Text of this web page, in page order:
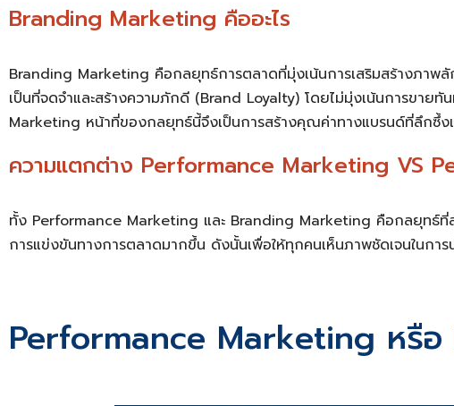
Branding Marketing คืออะไร
Branding Marketing คือกลยุทธ์การตลาดที่มุ่งเน้นการเสริมสร้างภาพ
เป็นที่จดจำและสร้างความภักดี (Brand Loyalty) โดยไม่มุ่งเน้นการขายทั
Marketing หน้าที่ของกลยุทธ์นี้จึงเป็นการสร้างคุณค่าทางแบรนด์ที่ลึกซึ้ง
ความแตกต่าง Performance Marketing VS
ทั้ง Performance Marketing และ Branding Marketing คือกลยุทธ์ที่ส
การแข่งขันทางการตลาดมากขึ้น ดังนั้นเพื่อให้ทุกคนเห็นภาพชัดเจนในกา
Performance Marketing หรือ